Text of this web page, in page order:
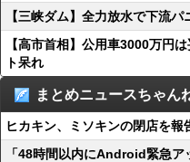
【三峡ダム】全力放水で下流
【高市首相】公用車3000万円
ト呆れ
まとめニュースちゃん
ヒカキン、ミソキンの閉店を報
「48時間以内にAndroid緊急